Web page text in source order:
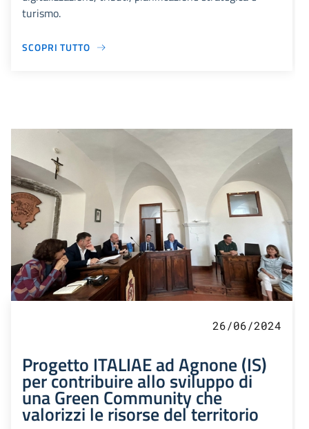
turismo.
SCOPRI TUTTO
26/06/2024
Progetto ITALIAE ad Agnone (IS)
per contribuire allo sviluppo di
una Green Community che
valorizzi le risorse del territorio